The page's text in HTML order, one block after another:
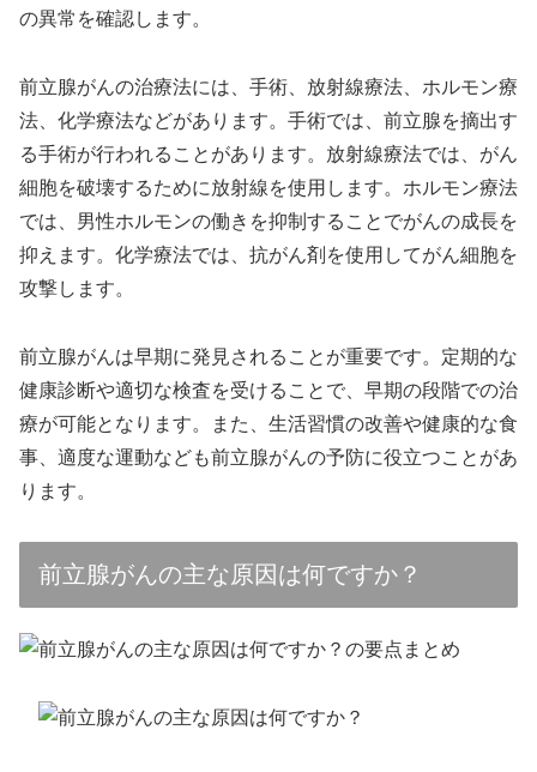
の異常を確認します。
前立腺がんの治療法には、手術、放射線療法、ホルモン療
法、化学療法などがあります。手術では、前立腺を摘出す
る手術が行われることがあります。放射線療法では、がん
細胞を破壊するために放射線を使用します。ホルモン療法
では、男性ホルモンの働きを抑制することでがんの成長を
抑えます。化学療法では、抗がん剤を使用してがん細胞を
攻撃します。
前立腺がんは早期に発見されることが重要です。定期的な
健康診断や適切な検査を受けることで、早期の段階での治
療が可能となります。また、生活習慣の改善や健康的な食
事、適度な運動なども前立腺がんの予防に役立つことがあ
ります。
前立腺がんの主な原因は何ですか？